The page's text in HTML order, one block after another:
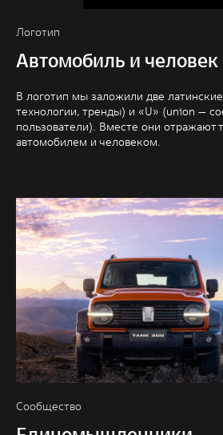
Акции Отзывы
+7
Логотип
Автомобиль и человек
В логотип мы заложили две
технологии, тренды) и «U» (union —
пользователи). Вместе они отражают
автомобилем и человеком.
Сообщество